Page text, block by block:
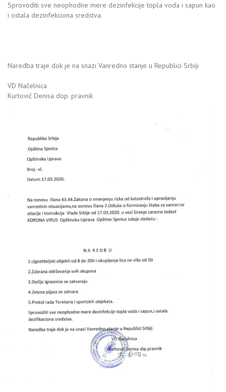
Sprovoditi sve neophodne mere dezinfekcije topla voda i sapun kao
i ostala dezinfekciona sredstva.
Naredba traje dok je na snazi Vanredno stanje u Republici Srbiji
VD Načelnica
Kurtović Denisa dop. pravnik